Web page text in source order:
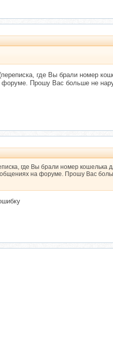
где Вы брали номер
Прошу Вас больше не
где Вы брали номер кошелька
на форуме. Прошу Вас